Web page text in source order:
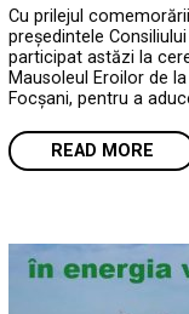
Cu prilejul
președintele
participat astăzi la
Mausoleul Eroilor de
Focșani, pentru a
READ MORE